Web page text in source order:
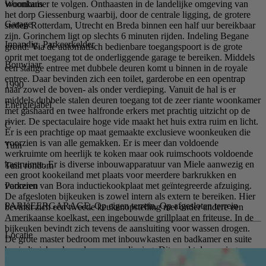
woonkamer te volgen. Onthaasten in de landelijke omgeving van
het dorp Giessenburg waarbij, door de centrale ligging, de grotere
steden Rotterdam, Utrecht en Breda binnen een half uur bereikbaar
zijn. Gorinchem ligt op slechts 6 minuten rijden. Indeling Begane
grond: Via de automatisch bedienbare toegangspoort is de grote
oprit met toegang tot de onderliggende garage te bereiken. Middels
een statige entree met dubbele deuren komt u binnen in de royale
entree. Daar bevinden zich een toilet, garderobe en een opentrap
naar zowel de boven- als onder verdieping. Vanuit de hal is er
middels dubbele stalen deuren toegang tot de zeer riante woonkamer
met gashaard en twee halfronde erkers met prachtig uitzicht op de
rivier. De spectaculaire hoge vide maakt het huis extra ruim en licht.
Er is een prachtige op maat gemaakte exclusieve woonkeuken die
voorzien is van alle gemakken. Er is meer dan voldoende
werkruimte om heerlijk te koken maar ook ruimschoots voldoende
kastruimte. Er is diverse inbouwapparatuur van Miele aanwezig en
een groot kookeiland met plaats voor meerdere barkrukken en
voorzien van Bora inductiekookplaat met geïntegreerde afzuiging.
De afgesloten bijkeuken is zowel intern als extern te bereiken. Hier
bevindt zich een tweede keukenopstelling met onder andere een
Amerikaanse koelkast, een ingebouwde grillplaat en friteuse. In de
bijkeuken bevindt zich tevens de aansluiting voor wassen drogen.
De grote master bedroom met inbouwkasten en badkamer en suite
bevindt zich ook op de woonverdieping. Dit maakt de woning
Woonhuis
Garage
Inpandig, Parkeerkelder
Bouwjaar
1990
Energielabel
C
Tuin
Tuin rondom
Parkeren
PARKEERGARAGE, Op eigen terrein, Op afgesloten terrein
Locatie